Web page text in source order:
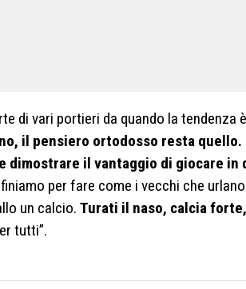
di vari portieri da quando la tendenza
il pensiero ortodosso resta quello.
dimostrare il vantaggio di giocare in
per fare come i vecchi che
un calcio. Turati il naso, calcia
tutti”.